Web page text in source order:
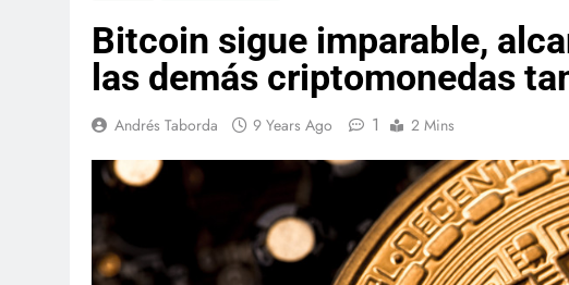
Bitcoin sigue imparable,
las demás criptomonedas
Andrés Taborda 9 Years Ago 1 2 Mins